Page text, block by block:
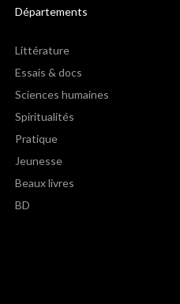
Départements
Littérature
Essais & docs
Sciences humaines
Spiritualités
Pratique
Jeunesse
Beaux livres
BD